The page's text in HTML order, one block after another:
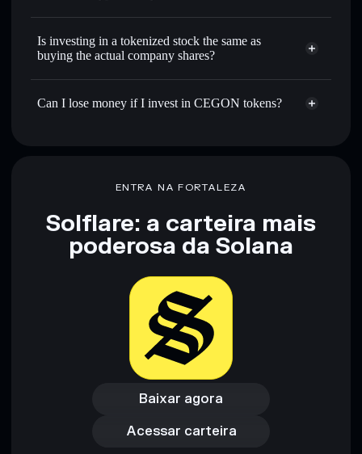
Is investing in a tokenized stock the same as
buying the actual company shares?
Can I lose money if I invest in CEGON tokens?
ENTRA NA FORTALEZA
Solflare: a carteira mais
poderosa da Solana
Baixar agora
Baixar agora
Acessar carteira
Acessar carteira